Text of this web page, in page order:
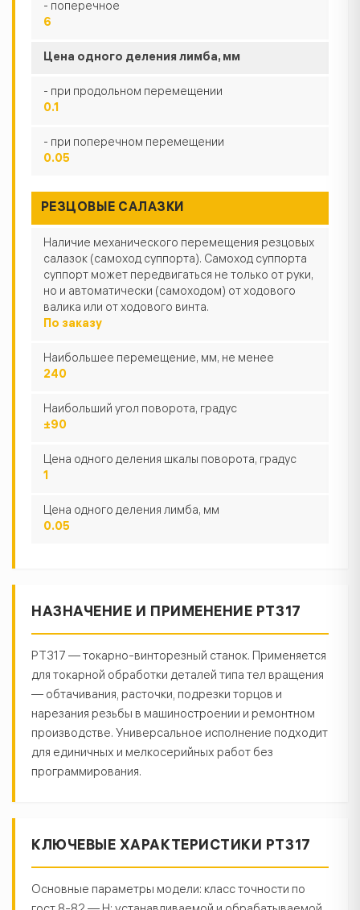
- поперечное
6
Цена одного деления лимба, мм
- при продольном перемещении
0.1
- при поперечном перемещении
0.05
РЕЗЦОВЫЕ САЛАЗКИ
Наличие механического перемещения резцовых
салазок (самоход суппорта). Самоход суппорта
суппорт может передвигаться не только от руки,
но и автоматически (самоходом) от ходового
валика или от ходового винта.
По заказу
Наибольшее перемещение, мм, не менее
240
Наибольший угол поворота, градус
±90
Цена одного деления шкалы поворота, градус
1
Цена одного деления лимба, мм
0.05
НАЗНАЧЕНИЕ И ПРИМЕНЕНИЕ РТ317
РТ317 — токарно-винторезный станок. Применяется
для токарной обработки деталей типа тел вращения
— обтачивания, расточки, подрезки торцов и
нарезания резьбы в машиностроении и ремонтном
производстве. Универсальное исполнение подходит
для единичных и мелкосерийных работ без
программирования.
КЛЮЧЕВЫЕ ХАРАКТЕРИСТИКИ РТ317
Основные параметры модели: класс точности по